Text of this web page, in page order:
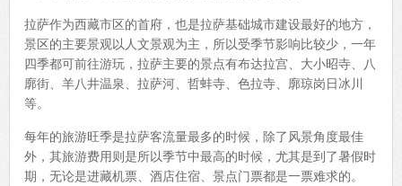
拉萨作为西藏市区的首府，也是拉萨基础城市建设最好的地方，
景区的主要景观以人文景观为主，所以受季节影响比较少，一年
四季都可前往游玩，拉萨主要的景点有布达拉宫、大小昭寺、八
廓街、羊八井温泉、拉萨河、哲蚌寺、色拉寺、廓琼岗日冰川
等。
每年的旅游旺季是拉萨客流量最多的时候，除了风景角度最佳
外，其旅游费用则是所以季节中最高的时候，尤其是到了暑假时
期，无论是进藏机票、酒店住宿、景点门票都是一票难求的。